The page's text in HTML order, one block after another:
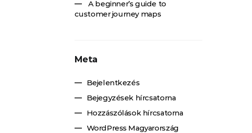
A beginner’s guide to
customer journey maps
Meta
Bejelentkezés
Bejegyzések hírcsatorna
Hozzászólások hírcsatorna
WordPress Magyarország